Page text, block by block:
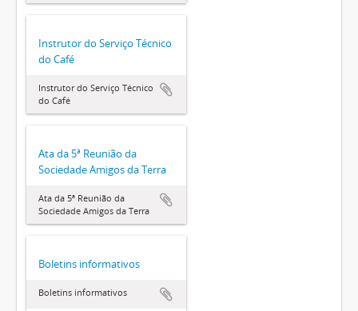
Instrutor do Serviço Técnico
do Café
Instrutor do Serviço Técnico
do Café
Ata da 5ª Reunião da
Sociedade Amigos da Terra
Ata da 5ª Reunião da
Sociedade Amigos da Terra
Boletins informativos
Boletins informativos